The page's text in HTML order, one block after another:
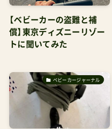
【ベビーカーの盗難と補
償】東京ディズニーリゾー
トに聞いてみた
ベビーカージャーナル